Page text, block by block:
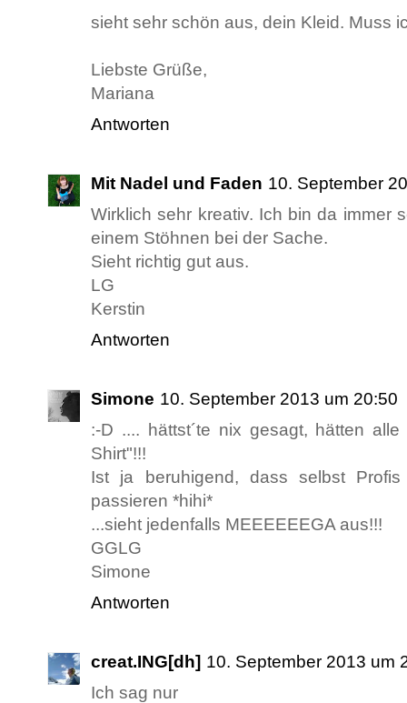
sieht sehr schön aus, dein Kleid. Muss
Liebste Grüße,
Mariana
Antworten
Mit Nadel und Faden 10. September
Wirklich sehr kreativ. Ich bin da immer
einem Stöhnen bei der Sache.
Sieht richtig gut aus.
LG
Kerstin
Antworten
Simone 10. September 2013 um 20:50
:-D .... hättst´te nix gesagt, hätten
Shirt"!!!
Ist ja beruhigend, dass selbst
passieren *hihi*
...sieht jedenfalls MEEEEEEGA aus!!!
GGLG
Simone
Antworten
creat.ING[dh] 10. September 2013 um
Ich sag nur